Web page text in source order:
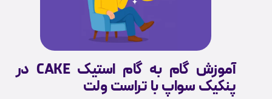
آموزش گام به گام استیک CAKE در
پنکیک سواپ با تراست ولت